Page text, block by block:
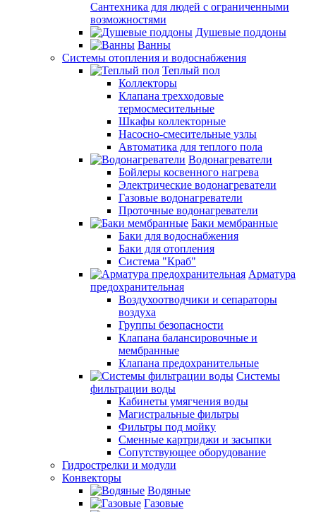
Сантехника для людей с ограниченными
возможностями
Душевые поддоны
Ванны
Системы отопления и водоснабжения
Теплый пол
Коллекторы
Клапана трехходовые
термосмесительные
Шкафы коллекторные
Насосно-смесительные узлы
Автоматика для теплого пола
Водонагреватели
Бойлеры косвенного нагрева
Электрические водонагреватели
Газовые водонагреватели
Проточные водонагреватели
Баки мембранные
Баки для водоснабжения
Баки для отопления
Система "Краб"
Арматура
предохранительная
Воздухоотводчики и сепараторы
воздуха
Группы безопасности
Клапана балансировочные и
мембранные
Клапана предохранительные
Системы
фильтрации воды
Кабинеты умягчения воды
Магистральные фильтры
Фильтры под мойку
Сменные картриджи и засыпки
Сопутствующее оборудование
Гидрострелки и модули
Конвекторы
Водяные
Газовые